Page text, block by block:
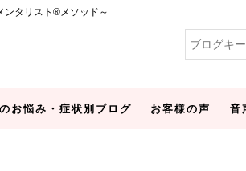
ンタリスト®メソッド～
お悩み・症状別ブログ お客様の声 音